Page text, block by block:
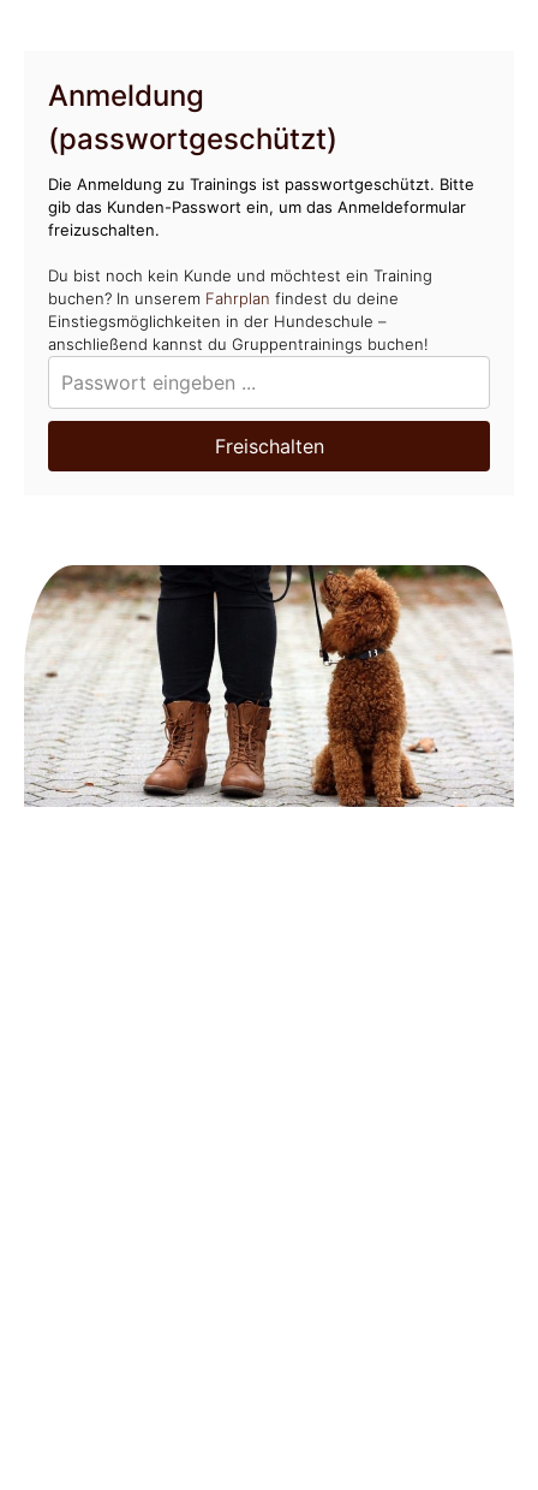
Anmeldung
(passwortgeschützt)
Die Anmeldung zu Trainings ist passwortgeschützt. Bitte
gib das Kunden-Passwort ein, um das Anmeldeformular
freizuschalten.
Du bist noch kein Kunde und möchtest ein Training
buchen? In unserem Fahrplan findest du deine
Einstiegsmöglichkeiten in der Hundeschule –
anschließend kannst du Gruppentrainings buchen!
Freischalten